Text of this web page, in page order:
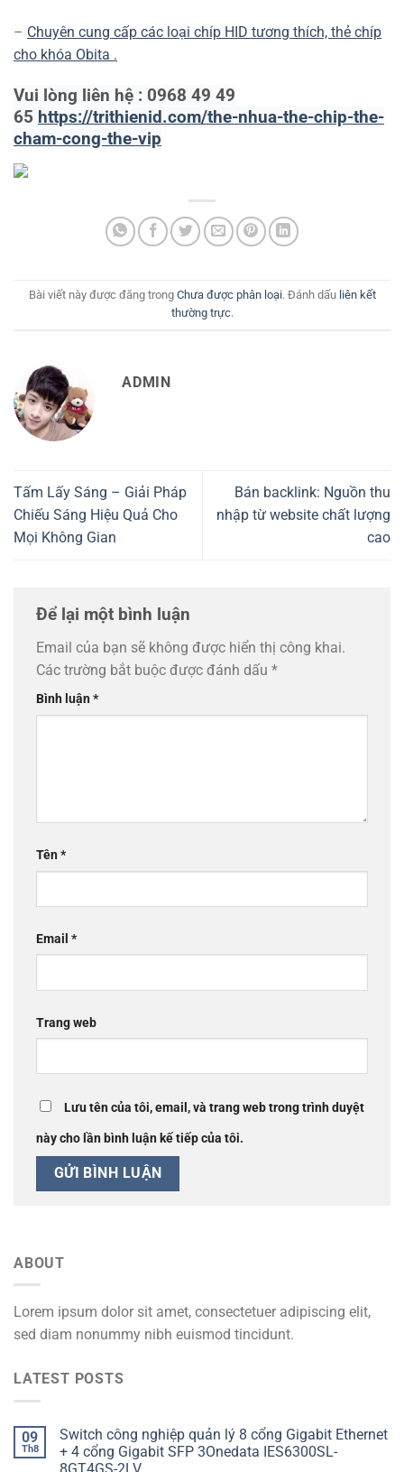
– Chuyên cung cấp các loại chíp HID tương thích, thẻ chíp
cho khóa Obita .
Vui lòng liên hệ : 0968 49 49
65 https://trithienid.com/the-nhua-the-chip-the-
cham-cong-the-vip
Bài viết này được đăng trong Chưa được phân loại. Đánh dấu liên kết
thường trực.
ADMIN
Tấm Lấy Sáng – Giải Pháp
Chiếu Sáng Hiệu Quả Cho
Mọi Không Gian
Bán backlink: Nguồn thu
nhập từ website chất lượng
cao
Để lại một bình luận
Email của bạn sẽ không được hiển thị công khai.
Các trường bắt buộc được đánh dấu *
Bình luận*
Tên*
Email *
Trang web
Lưu tên của tôi, email, và trang web trong trình duyệt
này cho lần bình luận kế tiếp của tôi.
ABOUT
Lorem ipsum dolor sit amet, consectetuer adipiscing elit,
sed diam nonummy nibh euismod tincidunt.
LATEST POSTS
09
Th8
Switch công nghiệp quản lý 8 cổng Gigabit Ethernet
+ 4 cổng Gigabit SFP 3Onedata IES6300SL-